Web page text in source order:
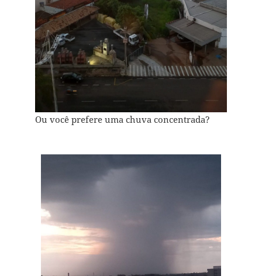
Ou você prefere uma chuva concentrada?